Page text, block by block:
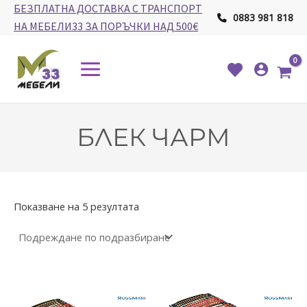
SkipБЕЗПЛАТНА ДОСТАВКА С ТРАНСПОРТ
НА МЕБЕЛИ33 ЗА ПОРЪЧКИ НАД 500€
0883 981 818
Menu
БЛЕК ЧАРМ
Показване на 5 резултата
This